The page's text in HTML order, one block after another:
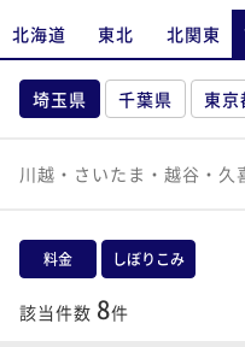
北海道 東北 北関東
埼玉県 千葉県 東京
川越・さいたま・越谷・久
料金 しぼりこみ
該当件数 8件